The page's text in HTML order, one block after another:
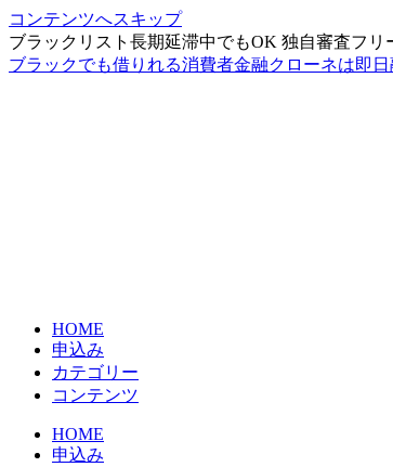
コンテンツへスキップ
ブラックリスト長期延滞中でもOK 独自審査フ
ブラックでも借りれる消費者金融クローネは即
HOME
申込み
カテゴリー
コンテンツ
HOME
申込み